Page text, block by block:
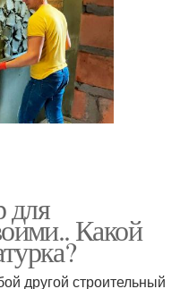
для
Какой
другой строительный